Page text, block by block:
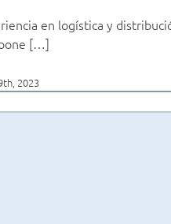
en logística y
[…]
2023